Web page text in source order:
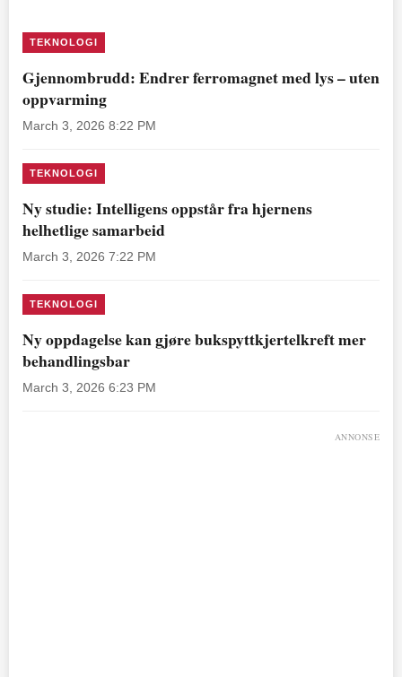
TEKNOLOGI
Gjennombrudd: Endrer ferromagnet med lys – uten
oppvarming
March 3, 2026 8:22 PM
TEKNOLOGI
Ny studie: Intelligens oppstår fra hjernens
helhetlige samarbeid
March 3, 2026 7:22 PM
TEKNOLOGI
Ny oppdagelse kan gjøre bukspyttkjertelkreft mer
behandlingsbar
March 3, 2026 6:23 PM
ANNONSE